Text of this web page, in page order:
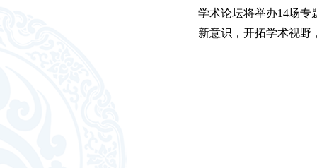
学术论坛将举办14场专
新意识，开拓学术视野